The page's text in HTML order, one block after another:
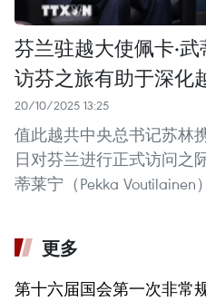
芬兰驻越大使佩卡·
访芬之旅有助于深化
20/10/2025 13:25
值此越共中央总书记苏林
日对芬兰进行正式访问之
蒂莱宁（Pekka Voutilainen
更多
第十六届国会第一次非常